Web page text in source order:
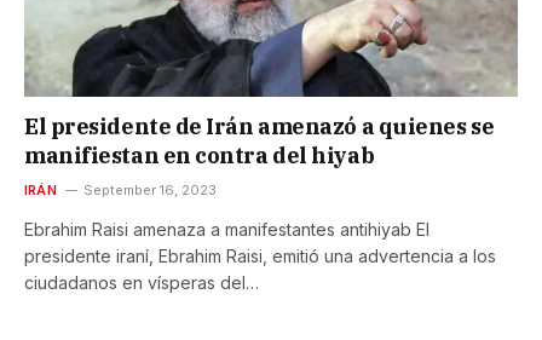
El presidente de Irán amenazó a quienes se
manifiestan en contra del hiyab
IRÁN September 16, 2023
Ebrahim Raisi amenaza a manifestantes antihiyab El
presidente iraní, Ebrahim Raisi, emitió una advertencia a los
ciudadanos en vísperas del…